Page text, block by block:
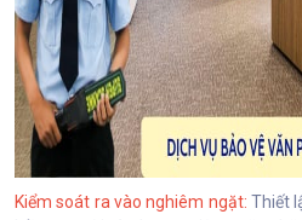
Kiểm soát ra vào nghiêm ngặt: Thiết